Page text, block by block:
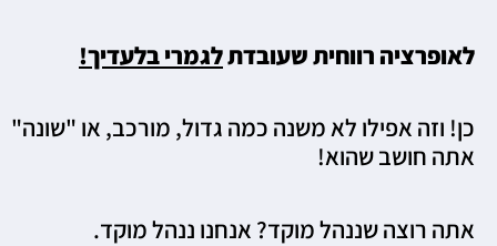
לאופרציה רווחית שעובדתלגמריבלעדיך!
כן! וזה אפילו לא משנה כמה גדול, מורכב, או "שונה"
אתה חושב שהוא!
אתה רוצה שננהל מוקד? אנחנו ננהל מוקד.